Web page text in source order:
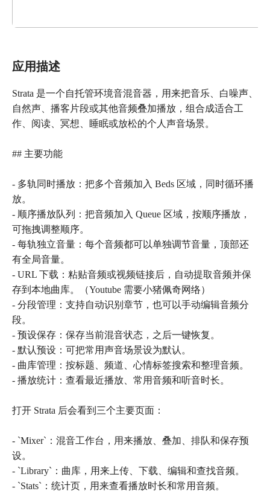
应用描述
Strata 是一个自托管环境音混音器，用来把音乐、白噪声、
自然声、播客片段或其他音频叠加播放，组合成适合工
作、阅读、冥想、睡眠或放松的个人声音场景。
## 主要功能
- 多轨同时播放：把多个音频加入 Beds 区域，同时循环播
放。
- 顺序播放队列：把音频加入 Queue 区域，按顺序播放，
可拖拽调整顺序。
- 每轨独立音量：每个音频都可以单独调节音量，顶部还
有全局音量。
- URL 下载：粘贴音频或视频链接后，自动提取音频并保
存到本地曲库。（Youtube 需要小猪佩奇网络）
- 分段管理：支持自动识别章节，也可以手动编辑音频分
段。
- 预设保存：保存当前混音状态，之后一键恢复。
- 默认预设：可把常用声音场景设为默认。
- 曲库管理：按标题、频道、心情标签搜索和整理音频。
- 播放统计：查看最近播放、常用音频和听音时长。
打开 Strata 后会看到三个主要页面：
- `Mixer`：混音工作台，用来播放、叠加、排队和保存预
设。
- `Library`：曲库，用来上传、下载、编辑和查找音频。
- `Stats`：统计页，用来查看播放时长和常用音频。